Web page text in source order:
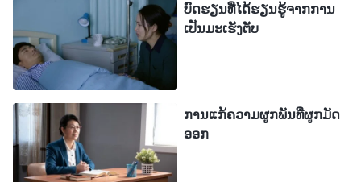
ຄວາມຈິງເພື່ອແກ້ໄຂບັນຫາຕ່າງໆຂອງຕົວຂ້ອຍເອງ. ແຕ່
ຕອນນັ້ນ ຂ້ອຍບໍ່ເຂົ້າໃຈທຳມະຊາດຂອງຕົວຂ້ອຍເອງ. ຂ້ອຍ
ຮູ້ສຶກວ່າຂ້ອຍມີຄວາມຮັບຜິດຊອບແທ້ໆໃນວຽກຂອງຂ້ອຍ.
ຂ້ອຍພຽງແຕ່ຮັກສາການດໍາລົງຊີວິດຢູ່ໃນສະພາບທີ່ຕໍ່ຕ້ານ,
ແຂງກະດ້າງແບບນັ້ນ ແລະ ຂ້ອຍກໍ່ບໍ່ສາມາດເຮັດວຽກໄດ້ດີ
ກັບບັນດາອ້າຍເອື້ອຍນ້ອງອີກຕໍ່ໄປ. ເມື່ອເວລາຜ່ານໄປ, ບັນ
ຫາຕ່າງໆຍັງສືບຕໍ່ຂະຫຍາຍຕົວຢູ່ໃນວຽກຂອງພວກເຮົາ,
ບົດຮຽນທີ່ໄດ້ຮຽນຮູ້ຈາກການ
ເປັນມະເຮັງຕັບ
ການແກ້ຄວາມຜູກພັນທີ່ຜູກມັດ
ອອກ